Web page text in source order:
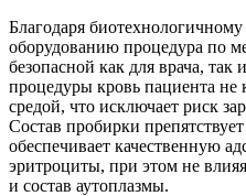
Благодаря
оборудованию процедура по
безопасной как для врача,
процедуры кровь пациента не
средой, что исключает риск
Состав пробирки
обеспечивает качественную
эритроциты, при этом не
и состав аутоплазмы.